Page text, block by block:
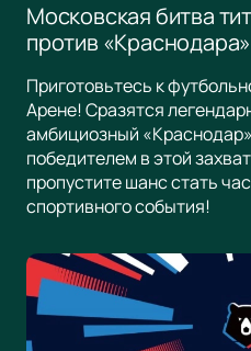
Московская битва
против
Приготовьтесь к
Арене! Сразятся
амбициозный
победителем в этой
пропустите шанс стать
спортивного события!